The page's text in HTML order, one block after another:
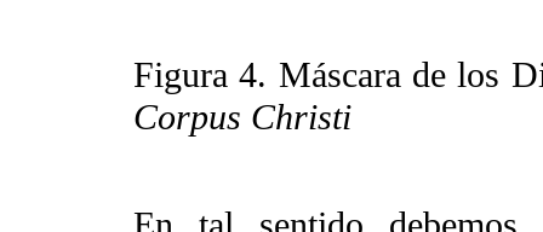
Figura 4. Máscara de los
Corpus Christi